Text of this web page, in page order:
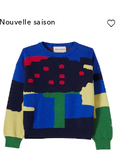
Nouvelle saison